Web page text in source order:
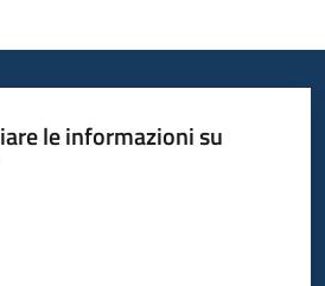
le informazioni su